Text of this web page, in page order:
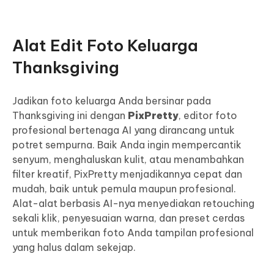
Alat Edit Foto Keluarga
Thanksgiving
Jadikan foto keluarga Anda bersinar pada
Thanksgiving ini dengan PixPretty, editor foto
profesional bertenaga AI yang dirancang untuk
potret sempurna. Baik Anda ingin mempercantik
senyum, menghaluskan kulit, atau menambahkan
filter kreatif, PixPretty menjadikannya cepat dan
mudah, baik untuk pemula maupun profesional.
Alat-alat berbasis AI-nya menyediakan retouching
sekali klik, penyesuaian warna, dan preset cerdas
untuk memberikan foto Anda tampilan profesional
yang halus dalam sekejap.